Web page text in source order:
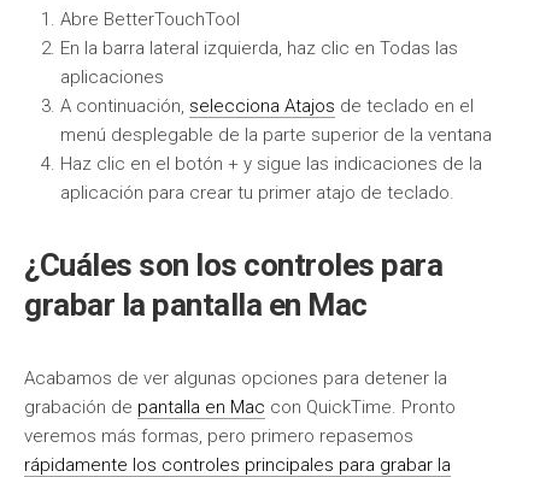
Abre BetterTouchTool
En la barra lateral izquierda, haz clic en Todas las
aplicaciones
A continuación, selecciona Atajos de teclado en el
menú desplegable de la parte superior de la ventana
Haz clic en el botón + y sigue las indicaciones de la
aplicación para crear tu primer atajo de teclado.
¿Cuáles son los controles para
grabar la pantalla en Mac
Acabamos de ver algunas opciones para detener la
grabación de pantalla en Mac con QuickTime. Pronto
veremos más formas, pero primero repasemos
rápidamente los controles principales para grabar la